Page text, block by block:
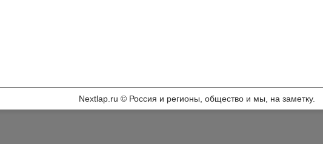
Nextlap.ru © Россия и регионы, общество и мы, на заметку.